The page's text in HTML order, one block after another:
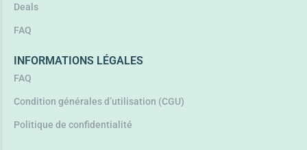
Deals
FAQ
INFORMATIONS LÉGALES
FAQ
Condition générales d’utilisation (CGU)
Politique de confidentialité